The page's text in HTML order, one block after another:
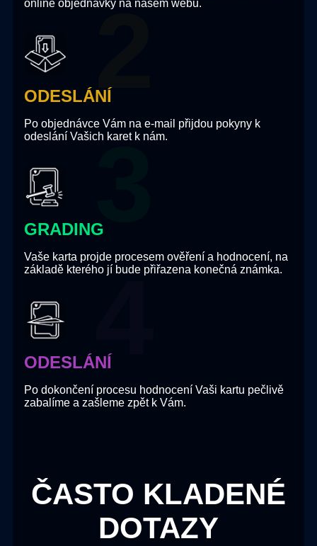
online objednávky na našem webu.
ODESLÁNÍ
Po objednávce Vám na e-mail přijdou pokyny k
odeslání Vašich karet k nám.
GRADING
Vaše karta projde procesem ověření a hodnocení, na
základě kterého jí bude přiřazena konečná známka.
ODESLÁNÍ
Po dokončení procesu hodnocení Vaši kartu pečlivě
zabalíme a zašleme zpět k Vám.
ČASTO KLADENÉ
DOTAZY